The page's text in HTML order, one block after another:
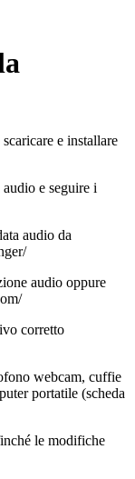
e installare
e seguire i
audio da
audio oppure
corretto
webcam, cuffie
portatile (scheda
le modifiche